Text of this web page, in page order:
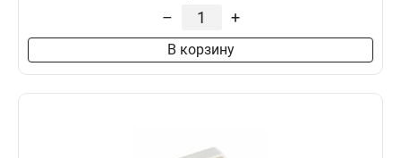
– +
В корзину